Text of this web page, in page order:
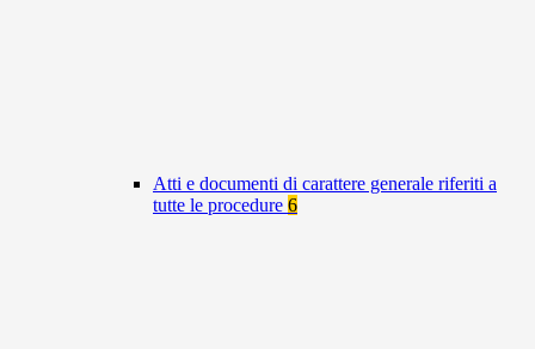
Atti e documenti di carattere generale riferiti a
tutte le procedure 6